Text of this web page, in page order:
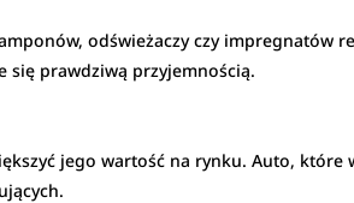
odświeżaczy czy impregnatów
się prawdziwą przyjemnością.
jego wartość na rynku. Auto,